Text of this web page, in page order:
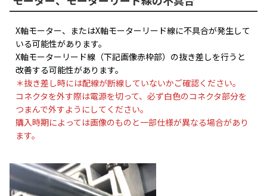
X軸モーター、またはX軸モーターリード線に不具合が発生して
いる可能性があります。
X軸モーターリード線（下記画像赤枠部）の抜き差しを行うと
改善する可能性があります。
＊抜き差し時には配線が断線していないかご確認ください。
コネクタを外す際は電源を切って、必ず白色のコネクタ部分を
つまんで外すようにしてください。
購入時期によっては画像のものと一部仕様が異なる場合があり
ます。